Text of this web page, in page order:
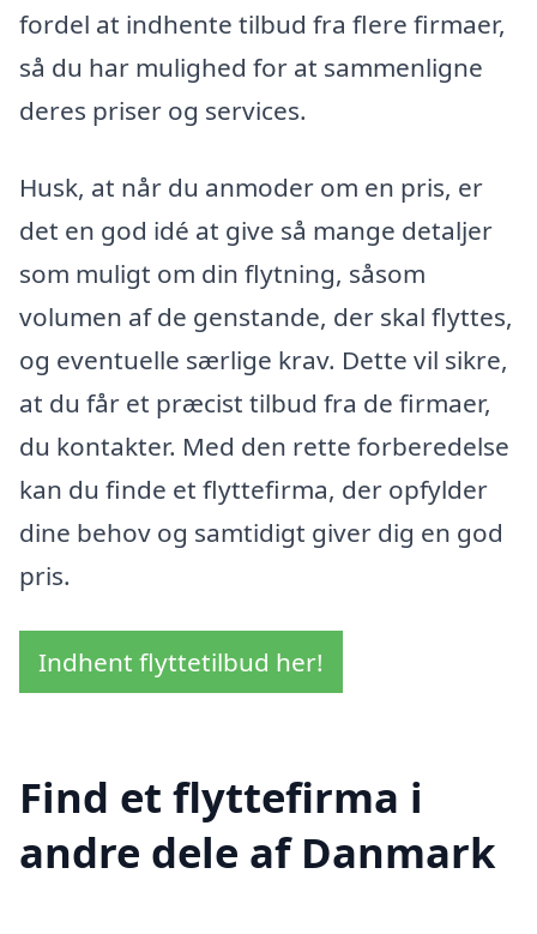
fordel at indhente tilbud fra flere firmaer,
så du har mulighed for at sammenligne
deres priser og services.
Husk, at når du anmoder om en pris, er
det en god idé at give så mange detaljer
som muligt om din flytning, såsom
volumen af de genstande, der skal flyttes,
og eventuelle særlige krav. Dette vil sikre,
at du får et præcist tilbud fra de firmaer,
du kontakter. Med den rette forberedelse
kan du finde et flyttefirma, der opfylder
dine behov og samtidigt giver dig en god
pris.
Indhent flyttetilbud her!
Find et flyttefirma i
andre dele af Danmark